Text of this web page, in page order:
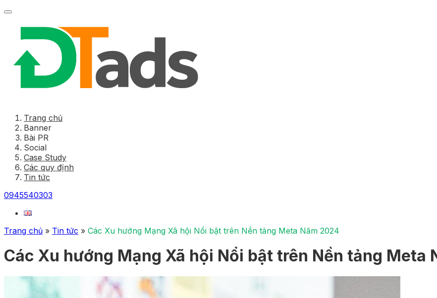
Trang chủ
Banner
Bài PR
Social
Case Study
Các quy định
Tin tức
0945540303
Trang chủ » Tin tức » Các Xu hướng Mạng Xã hội Nổi bật trên Nền tảng Meta Năm 2024
Các Xu hướng Mạng Xã hội Nổi bật trên Nền tảng Meta